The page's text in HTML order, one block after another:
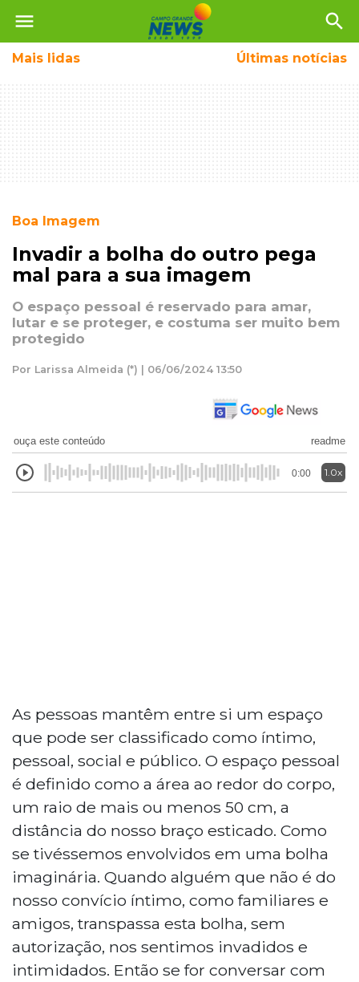
menu search
Mais lidas Últimas notícias
Boa Imagem
Invadir a bolha do outro pega
mal para a sua imagem
O espaço pessoal é reservado para amar,
lutar e se proteger, e costuma ser muito bem
protegido
Por Larissa Almeida (*) | 06/06/2024 13:50
ouça este conteúdo readme
0:00 1.0x
As pessoas mantêm entre si um espaço
que pode ser classificado como íntimo,
pessoal, social e público. O espaço pessoal
é definido como a área ao redor do corpo,
um raio de mais ou menos 50 cm, a
distância do nosso braço esticado. Como
se tivéssemos envolvidos em uma bolha
imaginária. Quando alguém que não é do
nosso convício íntimo, como familiares e
amigos, transpassa esta bolha, sem
autorização, nos sentimos invadidos e
intimidados. Então se for conversar com